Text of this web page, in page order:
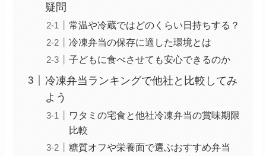
疑問
常温や冷蔵ではどのくらい日持ちする？
冷凍弁当の保存に適した環境とは
子どもに食べさせても安心できるのか
冷凍弁当ランキングで他社と比較してみ
よう
ワタミの宅食と他社冷凍弁当の賞味期限
比較
糖質オフや栄養面で選ぶおすすめ弁当